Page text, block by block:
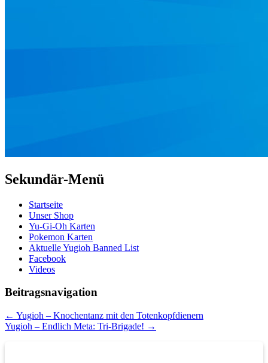
Sekundär-Menü
Startseite
Unser Shop
Yu-Gi-Oh Karten
Pokemon Karten
Aktuelle Yugioh Banned List
Facebook
Videos
Beitragsnavigation
← Yugioh – Knochentanz mit den Totenkopfdienern
Yugioh – Endlich Meta: Tri-Brigade! →